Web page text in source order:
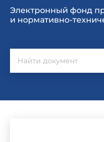
Электронный фонд
и нормативно-